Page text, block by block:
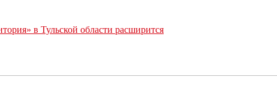
в Тульской области расширится